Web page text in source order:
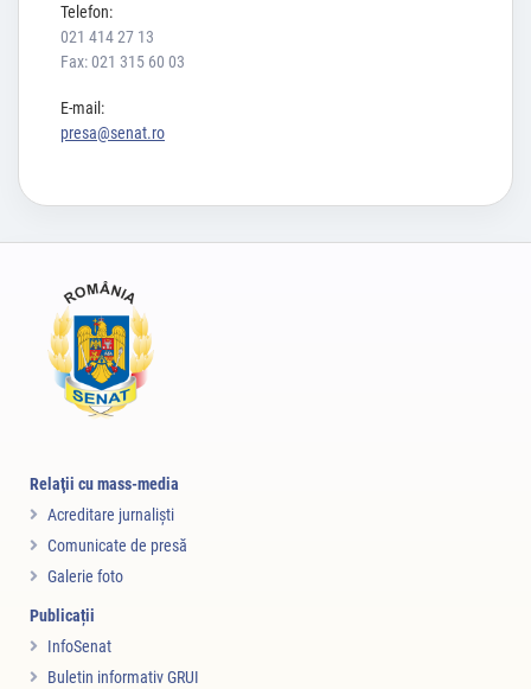
Telefon:
021 414 27 13
Fax: 021 315 60 03
E-mail:
presa@senat.ro
Relaţii cu mass-media
Acreditare jurnalişti
Comunicate de presă
Galerie foto
Publicații
InfoSenat
Buletin informativ GRUI